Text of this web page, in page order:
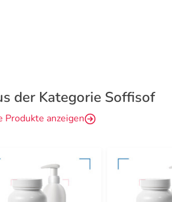
der Kategorie Soffisof
Produkte anzeigen